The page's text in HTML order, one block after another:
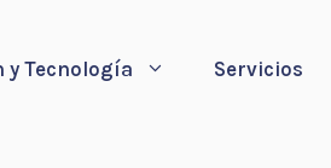
y Tecnología Servicios